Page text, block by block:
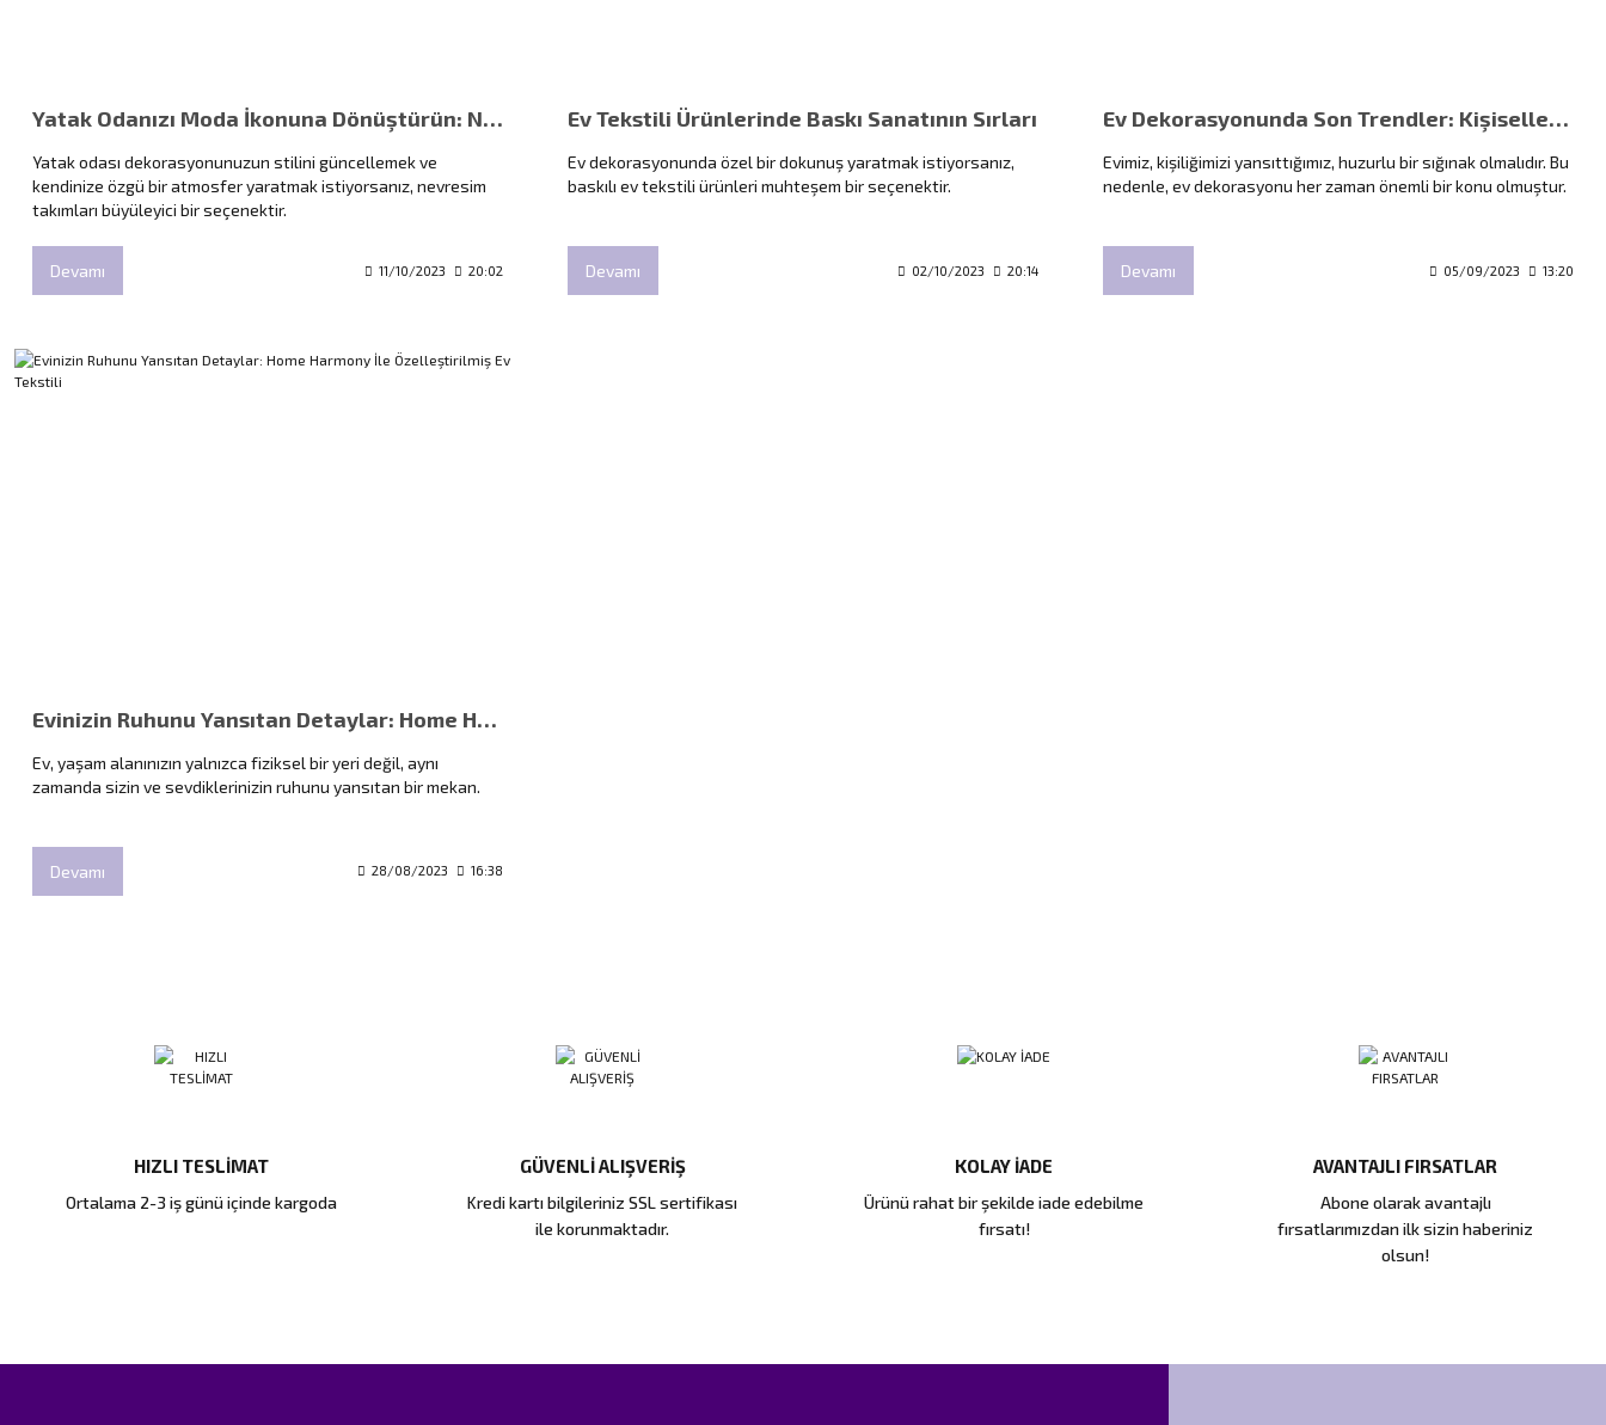
Yatak Odanızı Moda İkonuna Dönüştürün: Nevresim Takımlarının Gücü
Yatak odası dekorasyonunuzun stilini güncellemek ve
kendinize özgü bir atmosfer yaratmak istiyorsanız, nevresim
takımları büyüleyici bir seçenektir.
Devamı 11/10/2023 20:02
Ev Tekstili Ürünlerinde Baskı Sanatının Sırları
Ev dekorasyonunda özel bir dokunuş yaratmak istiyorsanız,
baskılı ev tekstili ürünleri muhteşem bir seçenektir.
Devamı 02/10/2023 20:14
Ev Dekorasyonunda Son Trendler: Kişiselleştirilmiş Ev Tekstili Ürünleri
Evimiz, kişiliğimizi yansıttığımız, huzurlu bir sığınak olmalıdır. Bu
nedenle, ev dekorasyonu her zaman önemli bir konu olmuştur.
Devamı 05/09/2023 13:20
Evinizin Ruhunu Yansıtan Detaylar: Home Harmony İle Özelleştirilmiş Ev Tekstili
Ev, yaşam alanınızın yalnızca fiziksel bir yeri değil, aynı
zamanda sizin ve sevdiklerinizin ruhunu yansıtan bir mekan.
Devamı 28/08/2023 16:38
HIZLI TESLİMAT
Ortalama 2-3 iş günü içinde kargoda
GÜVENLİ ALIŞVERİŞ
Kredi kartı bilgileriniz SSL sertifikası
ile korunmaktadır.
KOLAY İADE
Ürünü rahat bir şekilde iade edebilme
fırsatı!
AVANTAJLI FIRSATLAR
Abone olarak avantajlı
fırsatlarımızdan ilk sizin haberiniz
olsun!